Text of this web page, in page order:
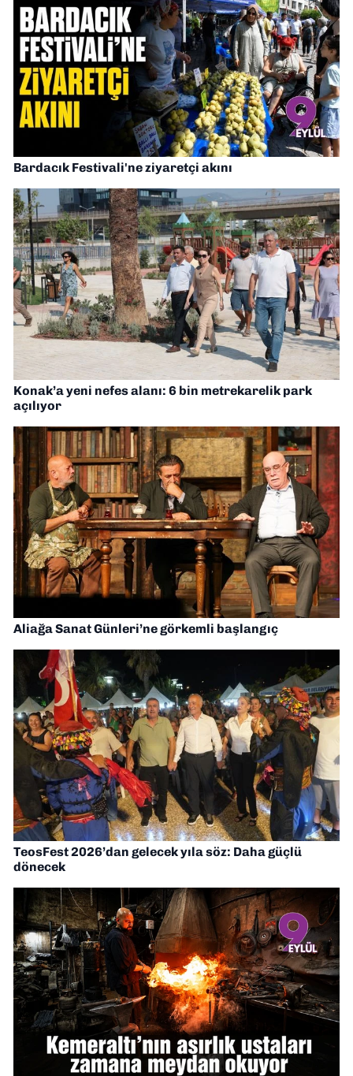
Bardacık Festivali'ne ziyaretçi akını
Konak’a yeni nefes alanı: 6 bin metrekarelik park
açılıyor
Aliağa Sanat Günleri’ne görkemli başlangıç
TeosFest 2026’dan gelecek yıla söz: Daha güçlü
dönecek